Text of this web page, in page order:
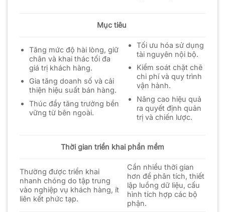
Mục tiêu
Tăng mức độ hài lòng, giữ
chân và khai thác tối đa
giá trị khách hàng.
Gia tăng doanh số và cải
thiện hiệu suất bán hàng.
Thúc đẩy tăng trưởng bền
vững từ bên ngoài.
Tối ưu hóa sử dụng
tài nguyên nội bộ.
Kiểm soát chặt chẽ
chi phí và quy trình
vận hành.
Nâng cao hiệu quả
ra quyết định quản
trị và chiến lược.
Thời gian triển khai phần mềm
Thường được triển khai
nhanh chóng do tập trung
vào nghiệp vụ khách hàng, ít
liên kết phức tạp.
Cần nhiều thời gian
hơn để phân tích, thiết
lập luồng dữ liệu, cấu
hình tích hợp các bộ
phận.